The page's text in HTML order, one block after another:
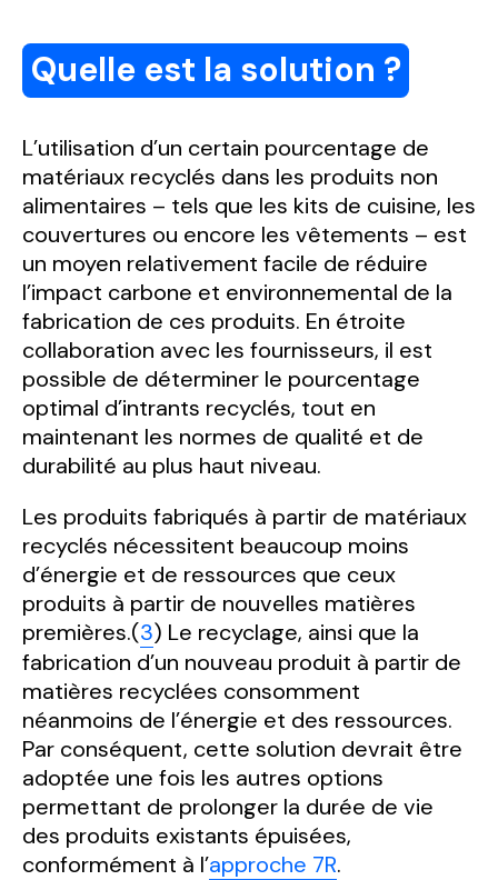
Quelle est la solution ?
L’utilisation d’un certain pourcentage de
matériaux recyclés dans les produits non
alimentaires – tels que les kits de cuisine, les
couvertures ou encore les vêtements – est
un moyen relativement facile de réduire
l’impact carbone et environnemental de la
fabrication de ces produits. En étroite
collaboration avec les fournisseurs, il est
possible de déterminer le pourcentage
optimal d’intrants recyclés, tout en
maintenant les normes de qualité et de
durabilité au plus haut niveau.
Les produits fabriqués à partir de matériaux
recyclés nécessitent beaucoup moins
d’énergie et de ressources que ceux
produits à partir de nouvelles matières
premières.(3) Le recyclage, ainsi que la
fabrication d’un nouveau produit à partir de
matières recyclées consomment
néanmoins de l’énergie et des ressources.
Par conséquent, cette solution devrait être
adoptée une fois les autres options
permettant de prolonger la durée de vie
des produits existants épuisées,
conformément à l’approche 7R.